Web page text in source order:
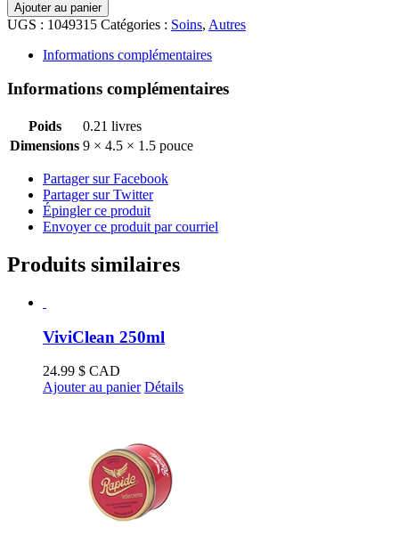
ViviShine
150ml
Ajouter au panier
UGS : 1049315 Catégories : Soins, Autres
Informations complémentaires
Informations complémentaires
Poids
0.21 livres
Dimensions 9 × 4.5 × 1.5 pouce
Partager sur Facebook
Partager sur Twitter
Épingler ce produit
Envoyer ce produit par courriel
Produits similaires
ViviClean 250ml
24.99 $ CAD
Ajouter au panier Détails